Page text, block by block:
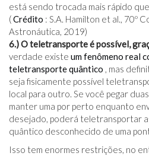
está sendo trocada mais rápido que
(Crédito : S.A. Hamilton et al., 70º
Astronáutica, 2019)
6.) O teletransporte é possível,
verdade existe um fenômeno real
teletransporte quântico , mas
seja fisicamente possível
local para outro. Se você pegar
manter uma por perto enquanto
desejado, poderá teletransportar
quântico desconhecido de uma
Isso tem enormes restrições, no